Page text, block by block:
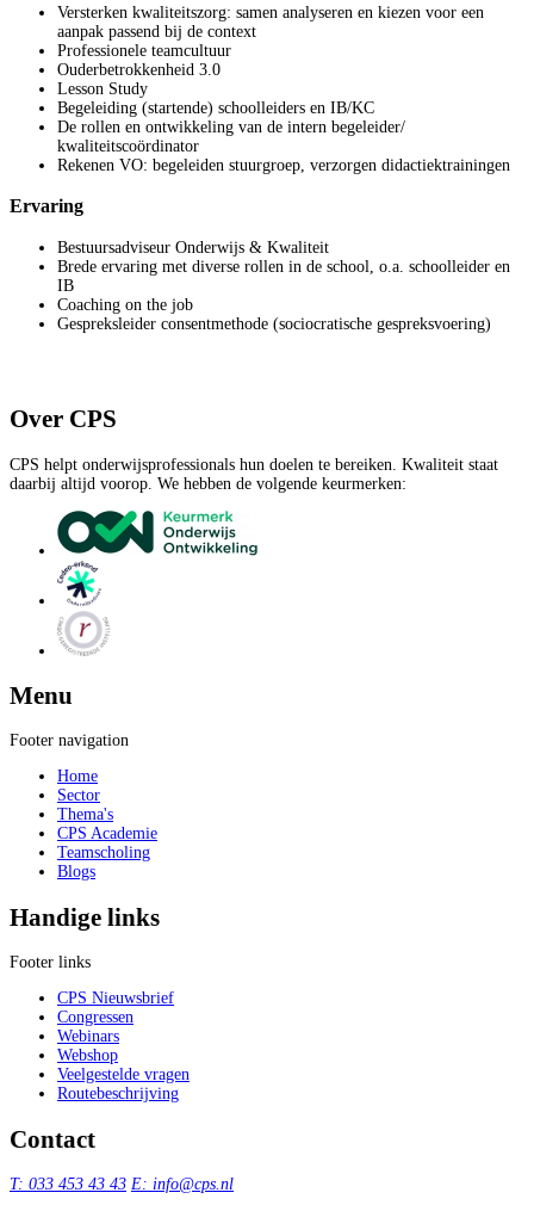
Versterken kwaliteitszorg: samen analyseren en kiezen voor een
aanpak passend bij de context
Professionele teamcultuur
Ouderbetrokkenheid 3.0
Lesson Study
Begeleiding (startende) schoolleiders en IB/KC
De rollen en ontwikkeling van de intern begeleider/
kwaliteitscoördinator
Rekenen VO: begeleiden stuurgroep, verzorgen didactiektrainingen
Ervaring
Bestuursadviseur Onderwijs & Kwaliteit
Brede ervaring met diverse rollen in de school, o.a. schoolleider en
IB
Coaching on the job
Gespreksleider consentmethode (sociocratische gespreksvoering)
Over CPS
CPS helpt onderwijsprofessionals hun doelen te bereiken. Kwaliteit staat
daarbij altijd voorop. We hebben de volgende keurmerken:
Menu
Footer navigation
Home
Sector
Thema's
CPS Academie
Teamscholing
Blogs
Handige links
Footer links
CPS Nieuwsbrief
Congressen
Webinars
Webshop
Veelgestelde vragen
Routebeschrijving
Contact
T: 033 453 43 43 E: info@cps.nl